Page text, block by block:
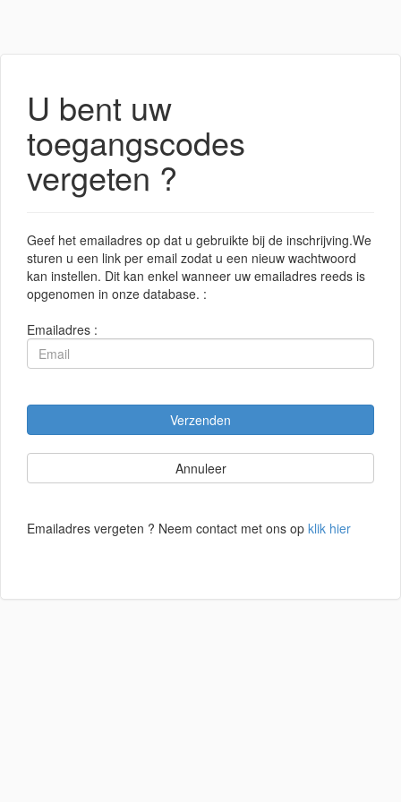
U bent uw
toegangscodes
vergeten ?
Geef het emailadres op dat u gebruikte bij de inschrijving.We
sturen u een link per email zodat u een nieuw wachtwoord
kan instellen. Dit kan enkel wanneer uw emailadres reeds is
opgenomen in onze database. :
Emailadres :
Verzenden
Annuleer
Emailadres vergeten ? Neem contact met ons op klik hier